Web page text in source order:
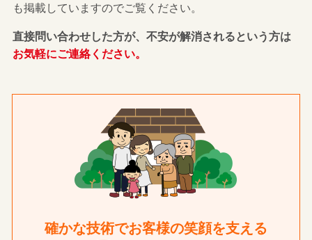
も掲載していますのでご覧ください。
直接問い合わせした方が、不安が解消されるという方は
お気軽にご連絡ください。
確かな技術でお客様の笑顔を支える